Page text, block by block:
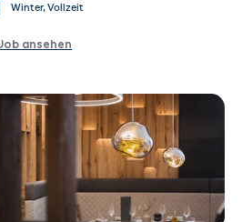
Winter, Vollzeit
Job ansehen